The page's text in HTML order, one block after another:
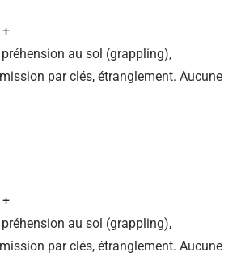
au sol (grappling),
par clés, étranglement. Aucune
au sol (grappling),
par clés, étranglement. Aucune